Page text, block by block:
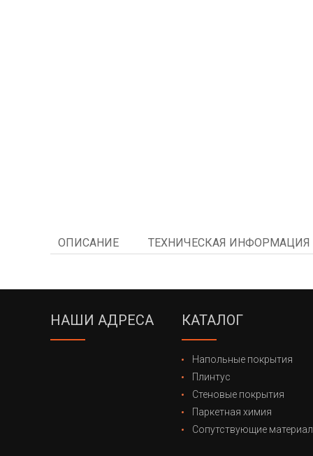
ОПИСАНИЕ ТЕХНИЧЕСКАЯ ИНФОРМАЦИЯ
НАШИ АДРЕСА КАТАЛОГ
Напольные покрытия
Плинтус
Стеновые покрытия
Паркетная химия
Сопутствующие